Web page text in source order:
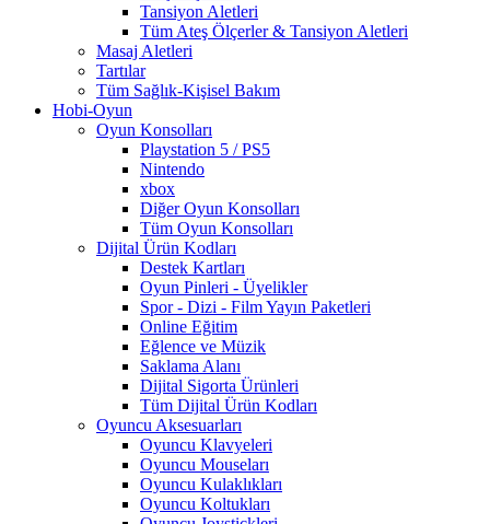
Tansiyon Aletleri
Tüm Ateş Ölçerler & Tansiyon Aletleri
Masaj Aletleri
Tartılar
Tüm Sağlık-Kişisel Bakım
Hobi-Oyun
Oyun Konsolları
Playstation 5 / PS5
Nintendo
xbox
Diğer Oyun Konsolları
Tüm Oyun Konsolları
Dijital Ürün Kodları
Destek Kartları
Oyun Pinleri - Üyelikler
Spor - Dizi - Film Yayın Paketleri
Online Eğitim
Eğlence ve Müzik
Saklama Alanı
Dijital Sigorta Ürünleri
Tüm Dijital Ürün Kodları
Oyuncu Aksesuarları
Oyuncu Klavyeleri
Oyuncu Mouseları
Oyuncu Kulaklıkları
Oyuncu Koltukları